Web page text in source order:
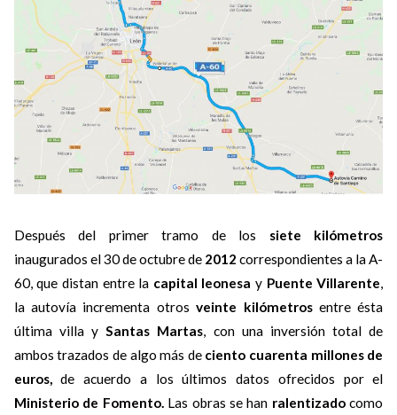
Después del primer tramo de los siete kilómetros
inaugurados el 30 de octubre de 2012correspondientes a la A-
60, que distan entre la capital leonesa y Puente Villarente,
la autovía incrementa otrosveinte kilómetrosentre ésta
última villa ySantas Martas, con una inversión total de
ambos trazados de algo más de ciento cuarenta millones de
euros,de acuerdo a los últimos datos ofrecidos por el
Ministerio de Fomento.Las obras se han ralentizadocomo